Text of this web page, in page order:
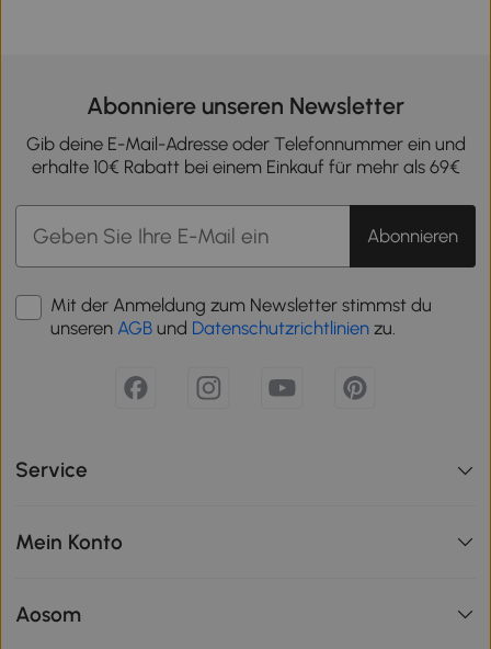
Abonniere unseren Newsletter
Gib deine E-Mail-Adresse oder Telefonnummer ein und
erhalte 10€ Rabatt bei einem Einkauf für mehr als 69€
Abonnieren
Mit der Anmeldung zum Newsletter stimmst du
unseren AGB und Datenschutzrichtlinien zu.
Service
Mein Konto
Aosom